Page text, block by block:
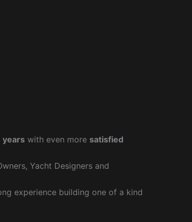
years with even more satisfied
Yacht Designers and
experience building one of a kind